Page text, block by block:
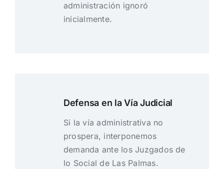
administración ignoró
inicialmente.
Defensa en la Vía Judicial
Si la vía administrativa no
prospera, interponemos
demanda ante los Juzgados de
lo Social de Las Palmas.